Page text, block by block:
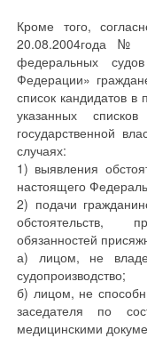
Кроме того,
20.08.2004года №
федеральных
Федерации»
список кандидатов
указанных
государственной
случаях:
1) выявления
настоящего
2) подачи
обстоятельств,
обязанностей
а) лицом, не
судопроизводство;
б) лицом, не
заседателя по
медицинскими